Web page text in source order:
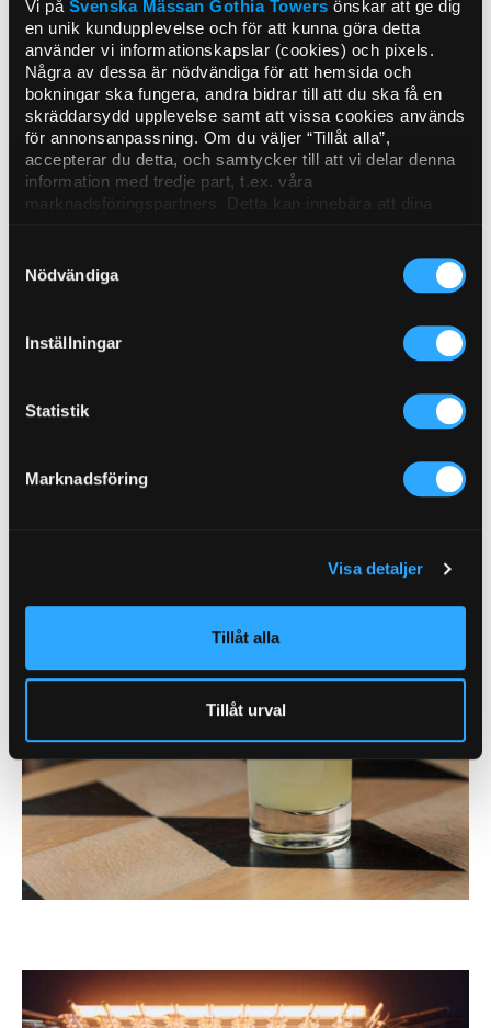
Vi på Svenska Mässan Gothia Towersönskar att ge dig
en unik kundupplevelse och för att kunna göra detta
använder vi informationskapslar (cookies) och pixels.
Några av dessa är nödvändiga för att hemsida och
bokningar ska fungera, andra bidrar till att du ska få en
skräddarsydd upplevelse samt att vissa cookies används
för annonsanpassning. Om du väljer “Tillåt alla”,
accepterar du detta, och samtycker till att vi delar denna
information med tredje part, t.ex. våra
marknadsföringspartners. Detta kan innebära att dina
att få personanpassat innehåll. Välj “Visa detaljer” för att
få mer information och för att administrera dina alternativ.
information i vår
Nödvändiga
Inställningar
Statistik
Marknadsföring
Visa detaljer
Tillåt alla
Tillåt urval
Open all year round
That’s right.We’re open 365 days a year. The restaurant
stays open on Christmas Eve, Midsummer’s Eve and
Opening hours